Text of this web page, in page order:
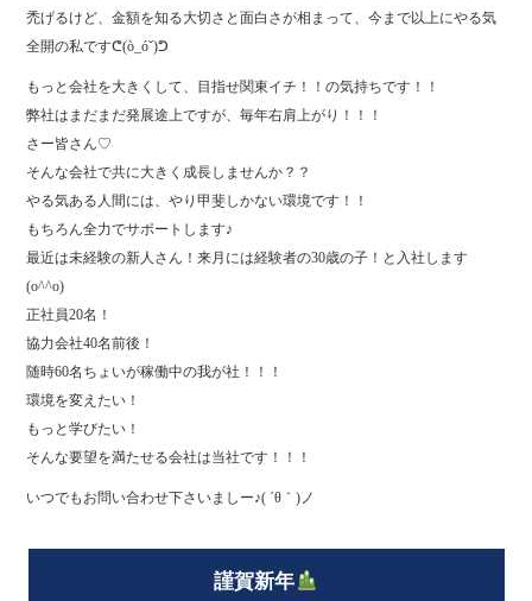
禿げるけど、金額を知る大切さと面白さが相まって、今まで以上にやる気
全開の私ですᕦ(ò_óˇ)ᕤ
もっと会社を大きくして、目指せ関東イチ！！の気持ちです！！
弊社はまだまだ発展途上ですが、毎年右肩上がり！！！
さー皆さん♡
そんな会社で共に大きく成長しませんか？？
やる気ある人間には、やり甲斐しかない環境です！！
もちろん全力でサポートします♪
最近は未経験の新人さん！来月には経験者の30歳の子！と入社します
(o^^o)
正社員20名！
協力会社40名前後！
随時60名ちょいが稼働中の我が社！！！
環境を変えたい！
もっと学びたい！
そんな要望を満たせる会社は当社です！！！
いつでもお問い合わせ下さいましー♪( ´θ｀)ノ
謹賀新年